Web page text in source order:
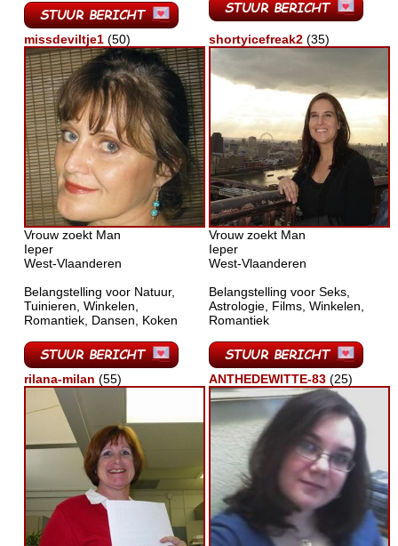
missdeviltje1 (50)
Vrouw zoekt Man
Ieper
West-Vlaanderen
Belangstelling voor Natuur,
Tuinieren, Winkelen,
Romantiek, Dansen, Koken
shortyicefreak2 (35)
Vrouw zoekt Man
Ieper
West-Vlaanderen
Belangstelling voor Seks,
Astrologie, Films, Winkelen,
Romantiek
rilana-milan (55) ANTHEDEWITTE-83 (25)